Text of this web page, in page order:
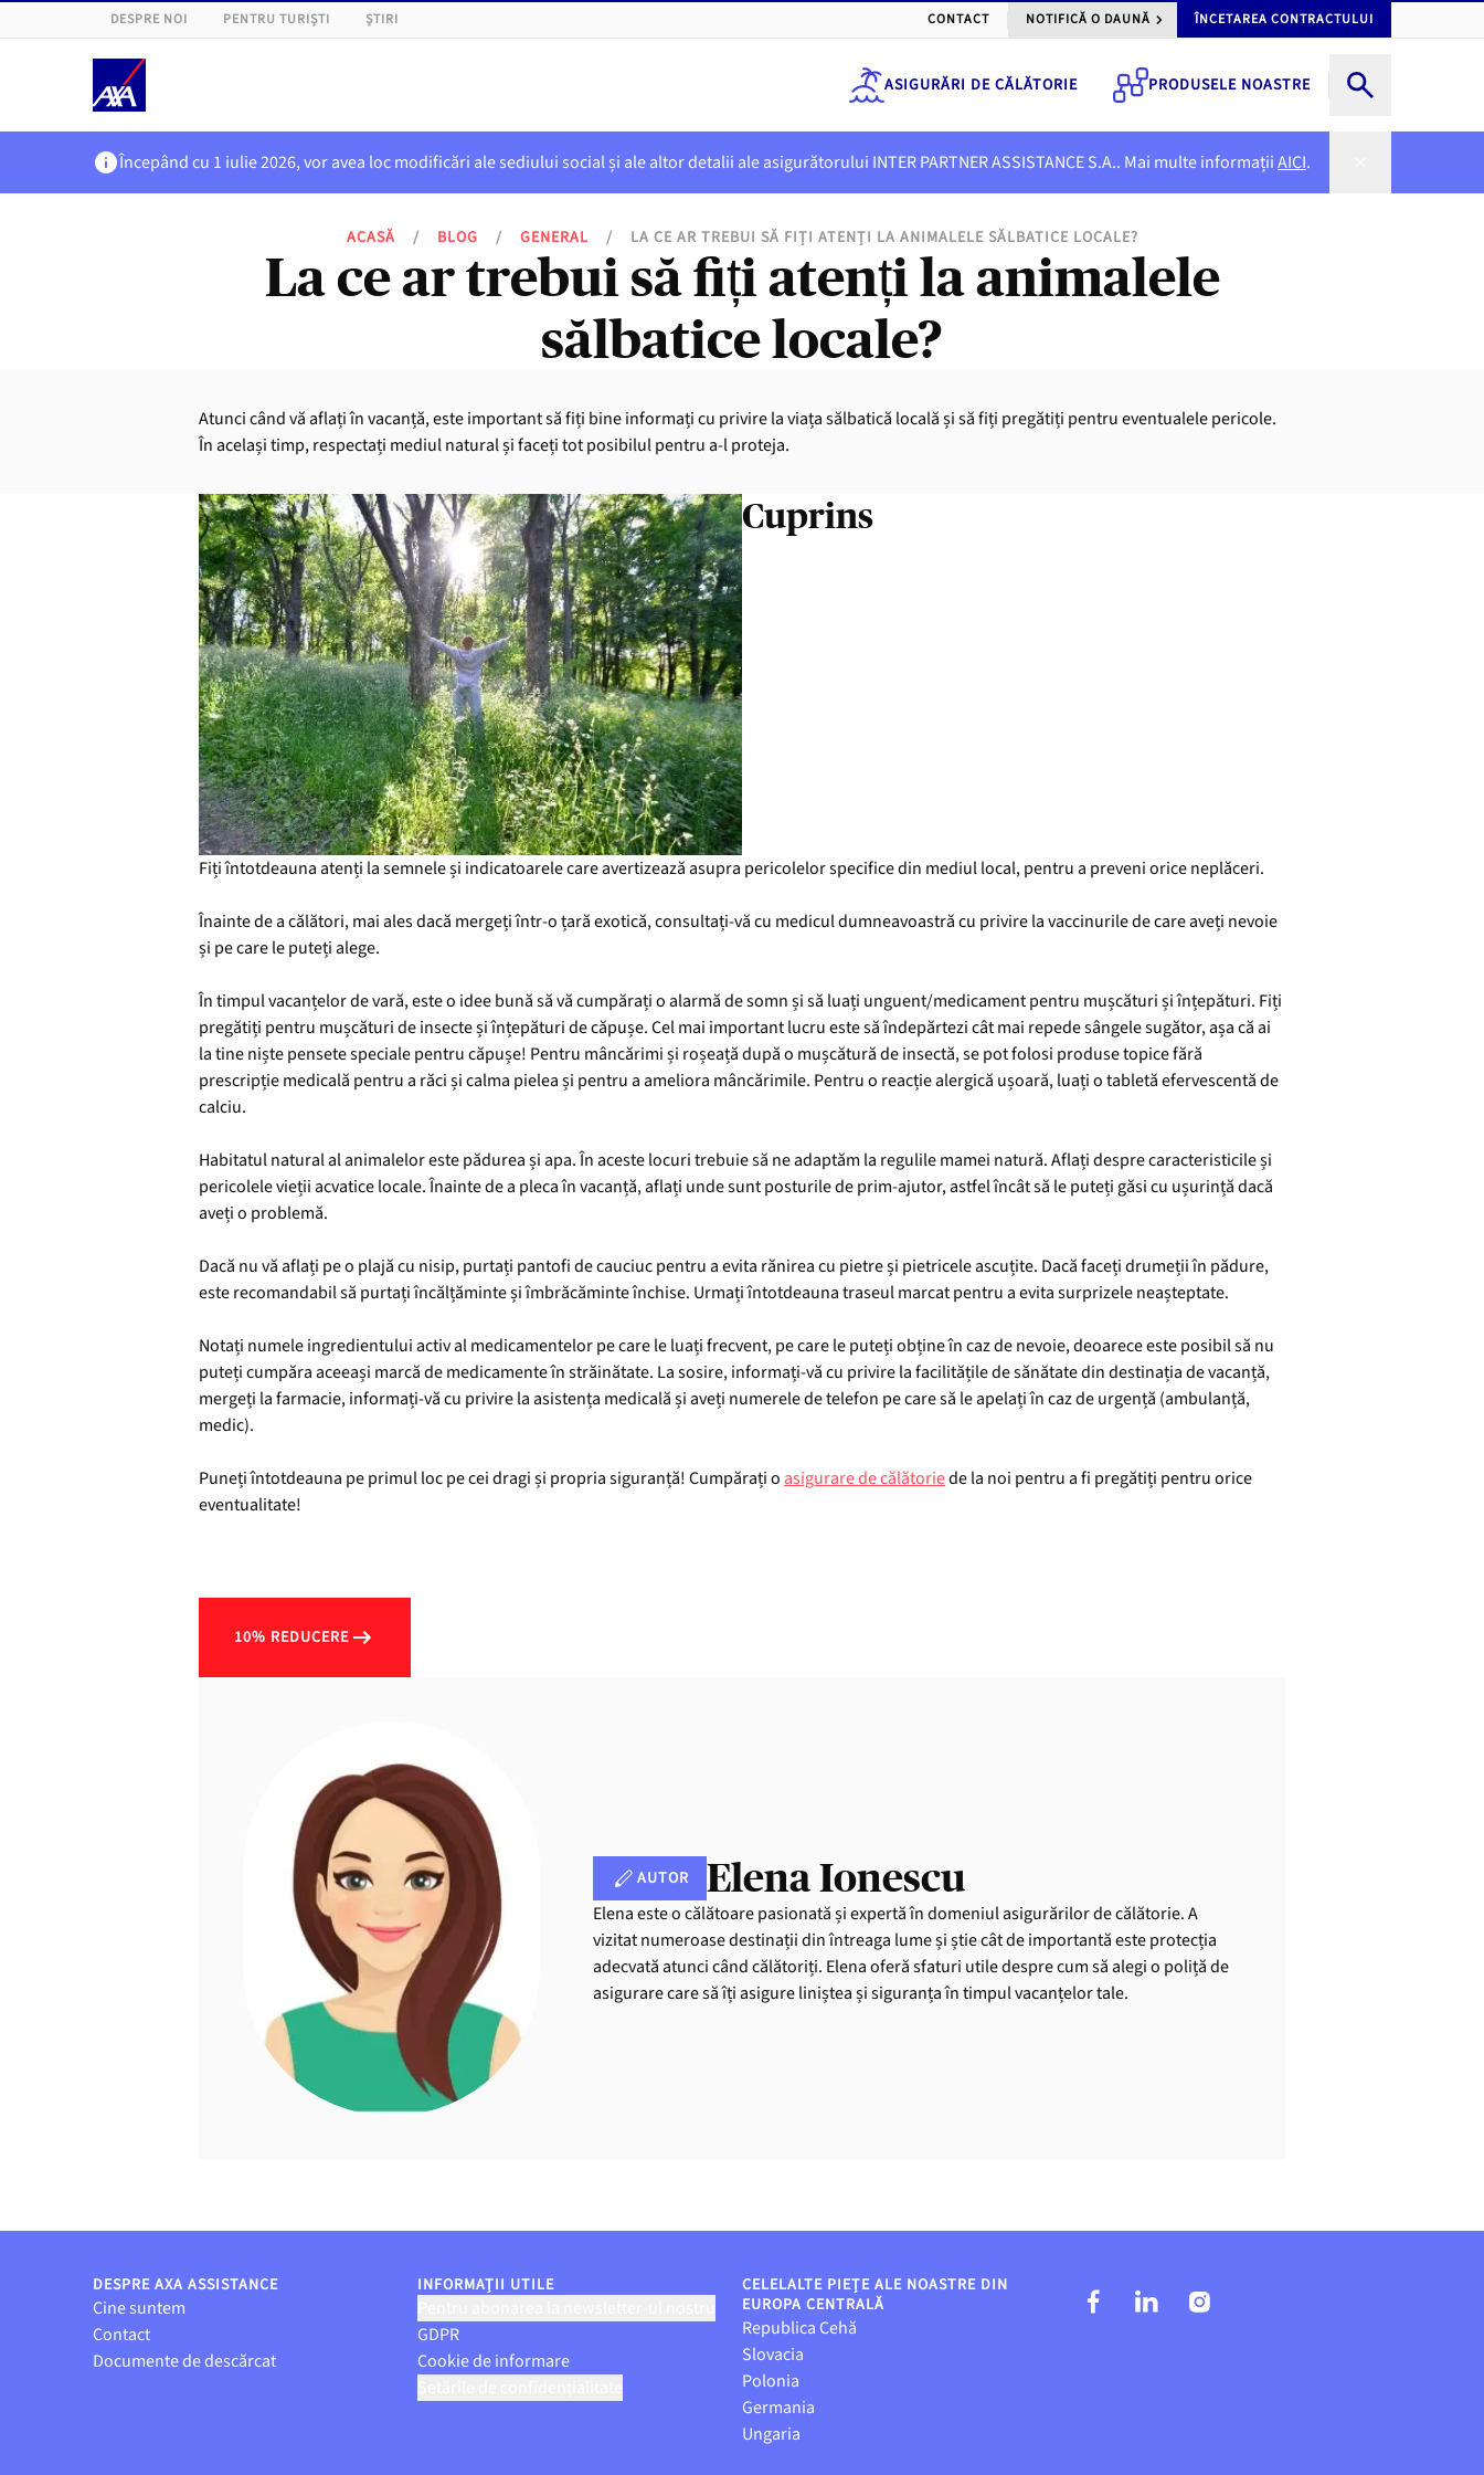
DESPRE NOI PENTRU TURIȘTI ȘTIRI CONTACT NOTIFICĂ O DAUNĂ ÎNCETAREA CONTRACTULUI
ASIGURĂRI DE CĂLĂTORIE PRODUSELE NOASTRE
Începând cu 1 iulie 2026, vor avea loc modificări ale sediului social și ale altor detalii ale asigurătorului INTER PARTNER ASSISTANCE S.A.. Mai multe informațiiAICI.
ACASĂ / BLOG / GENERAL / LA CE AR TREBUI SĂ FIȚI ATENȚI LA ANIMALELE SĂLBATICE LOCALE?
La ce ar trebui să fiți atenți la animalele
sălbatice locale?
Atunci când vă aflați în vacanță, este important să fiți bine informați cu privire la viața sălbatică locală și să fiți pregătiți pentru eventualele pericole.
În același timp, respectați mediul natural și faceți tot posibilul pentru a-l proteja.
Cuprins
Fiți întotdeauna atenți la semnele și indicatoarele care avertizează asupra pericolelor specifice din mediul local, pentru a preveni orice neplăceri.
Înainte de a călători, mai ales dacă mergeți într-o țară exotică, consultați-vă cu medicul dumneavoastră cu privire la vaccinurile de care aveți nevoie
și pe care le puteți alege.
În timpul vacanțelor de vară, este o idee bună să vă cumpărați o alarmă de somn și să luați unguent/medicament pentru mușcături și înțepături. Fiți
pregătiți pentru mușcături de insecte și înțepături de căpușe. Cel mai important lucru este să îndepărtezi cât mai repede sângele sugător, așa că ai
la tine niște pensete speciale pentru căpușe! Pentru mâncărimi și roșeață după o mușcătură de insectă, se pot folosi produse topice fără
prescripție medicală pentru a răci și calma pielea și pentru a ameliora mâncărimile. Pentru o reacție alergică ușoară, luați o tabletă efervescentă de
calciu.
Habitatul natural al animalelor este pădurea și apa. În aceste locuri trebuie să ne adaptăm la regulile mamei natură. Aflați despre caracteristicile și
pericolele vieții acvatice locale. Înainte de a pleca în vacanță, aflați unde sunt posturile de prim-ajutor, astfel încât să le puteți găsi cu ușurință dacă
aveți o problemă.
Dacă nu vă aflați pe o plajă cu nisip, purtați pantofi de cauciuc pentru a evita rănirea cu pietre și pietricele ascuțite. Dacă faceți drumeții în pădure,
este recomandabil să purtați încălțăminte și îmbrăcăminte închise. Urmați întotdeauna traseul marcat pentru a evita surprizele neașteptate.
Notați numele ingredientului activ al medicamentelor pe care le luați frecvent, pe care le puteți obține în caz de nevoie, deoarece este posibil să nu
puteți cumpăra aceeași marcă de medicamente în străinătate. La sosire, informați-vă cu privire la facilitățile de sănătate din destinația de vacanță,
mergeți la farmacie, informați-vă cu privire la asistența medicală și aveți numerele de telefon pe care să le apelați în caz de urgență (ambulanță,
medic).
Puneți întotdeauna pe primul loc pe cei dragi și propria siguranță! Cumpărați o asigurare de călătoriede la noi pentru a fi pregătiți pentru orice
eventualitate!
10% REDUCERE
AUTOR Elena Ionescu
Elena este o călătoare pasionată și expertă în domeniul asigurărilor de călătorie. A
vizitat numeroase destinații din întreaga lume și știe cât de importantă este protecția
adecvată atunci când călătoriți. Elena oferă sfaturi utile despre cum să alegi o poliță de
asigurare care să îți asigure liniștea și siguranța în timpul vacanțelor tale.
DESPRE AXA ASSISTANCE
Cine suntem
Contact
Documente de descărcat
INFORMAȚII UTILE
GDPR
Cookie de informare
CELELALTE PIEȚE ALE NOASTRE DIN
EUROPA CENTRALĂ
Republica Cehă
Slovacia
Polonia
Germania
Ungaria